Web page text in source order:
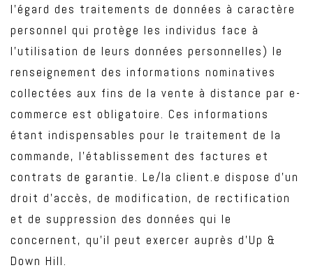
l’égard des traitements de données à caractère
personnel qui protège les individus face à
l’utilisation de leurs données personnelles) le
renseignement des informations nominatives
collectées aux fins de la vente à distance par e-
commerce est obligatoire. Ces informations
étant indispensables pour le traitement de la
commande, l’établissement des factures et
contrats de garantie. Le/la client.e dispose d’un
droit d’accès, de modification, de rectification
et de suppression des données qui le
concernent, qu’il peut exercer auprès d’Up &
Down Hill.